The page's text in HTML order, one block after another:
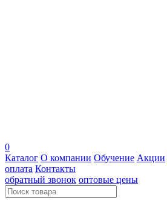
0
Каталог О компании Обучение Акции
оплата Контакты
обратный звонок оптовые цены